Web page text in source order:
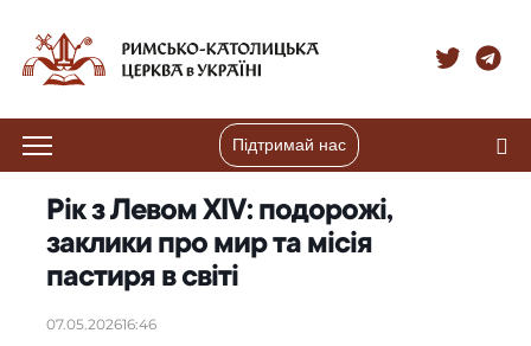
Підтримай нас
Рік з Левом XIV: подорожі,
заклики про мир та місія
пастиря в світі
07.05.202616:46